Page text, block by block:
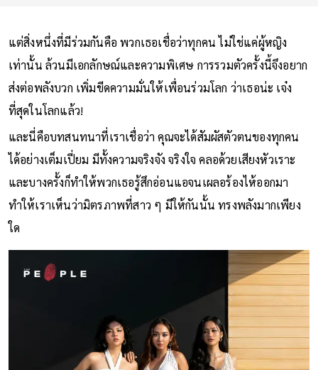
แต่สิ่งหนึ่งที่มีร่วมกันคือ พวกเธอเชื่อว่าทุกคน ไม่ใช่แค่ผู้หญิง
เท่านั้น ล้วนมีเอกลักษณ์และความพิเศษ การรวมตัวครั้งนี้จึงอยาก
ส่งต่อพลังบวก เพิ่มขีดความมั่นให้เพื่อนร่วมโลก ว่าเธอน่ะ เจ๋ง
ที่สุดในโลกแล้ว!
และนี่คือบทสนทนาที่เราเชื่อว่า คุณจะได้สัมผัสตัวตนของทุกคน
ได้อย่างเต็มเปี่ยม มีทั้งความจริงจัง จริงใจ คลอด้วยเสียงหัวเราะ
และบางครั้งก็ทำให้พวกเธอรู้สึกอ่อนแอจนเผลอร้องไห้ออกมา
ทำให้เราเห็นว่ามิตรภาพที่สาว ๆ มีให้กันนั้น ทรงพลังมากเพียง
ใด